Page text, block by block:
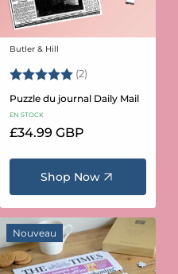
Fournisseur :
Butler & Hill
Note: (2)
Puzzle du journal Daily Mail
EN STOCK
Prix
£34.99 GBP
Shop Now
Nouveau